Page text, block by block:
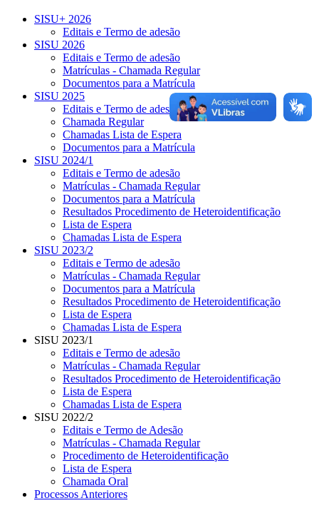
SISU+ 2026
Editais e Termo de adesão
SISU 2026
Editais e Termo de adesão
Matrículas - Chamada Regular
Documentos para a Matrícula
SISU 2025
Editais e Termo de adesão
Chamada Regular
Chamadas Lista de Espera
Documentos para a Matrícula
SISU 2024/1
Editais e Termo de adesão
Matrículas - Chamada Regular
Documentos para a Matrícula
Resultados Procedimento de Heteroidentificação
Lista de Espera
Chamadas Lista de Espera
SISU 2023/2
Editais e Termo de adesão
Matrículas - Chamada Regular
Documentos para a Matrícula
Resultados Procedimento de Heteroidentificação
Lista de Espera
Chamadas Lista de Espera
SISU 2023/1
Editais e Termo de adesão
Matrículas - Chamada Regular
Resultados Procedimento de Heteroidentificação
Lista de Espera
Chamadas Lista de Espera
SISU 2022/2
Editais e Termo de Adesão
Matrículas - Chamada Regular
Procedimento de Heteroidentificação
Lista de Espera
Chamada Oral
Processos Anteriores